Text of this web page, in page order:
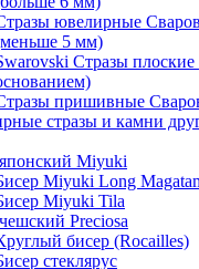
ювелирные
5 мм)
Стразы
пришивные
стразы и камни
Miyuki
Miyuki Long
Miyuki Tila
Preciosa
бисер (Rocailles)
стеклярус